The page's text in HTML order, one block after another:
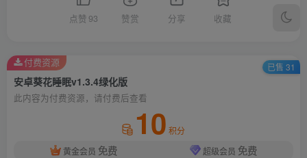
点赞 93 赞赏 分享 收藏
安卓葵花睡眠v1.3.4绿化版
此内容为付费资源，请付费后查看
10 积分
黄金会员 免费 超级会员 免费
付费资源 已售 31